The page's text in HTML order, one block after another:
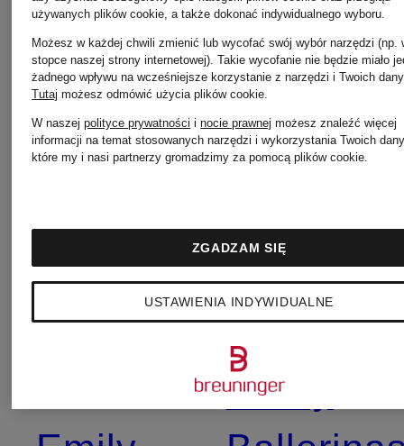
1901
COS
DEMELLIER
DOROTHEE
SCHUMACHER
Max
Mara
MRS &
HUGS
Pretty
używanych plików cookie, a także dokonać indywidualnego wyboru.
Możesz w każdej chwili zmienić lub wycofać swój wybór narzędzi (np.
stopce naszej strony internetowej). Takie wycofanie nie będzie miało
żadnego wpływu na wcześniejsze korzystanie z narzędzi i Twoich
Tutaj możesz odmówić użycia plików cookie.
W naszejpolityce prywatności inocie prawnej możesz znaleźć więcej
informacji na temat stosowanych narzędzi i wykorzystania Twoich
które my i nasi partnerzy gromadzimy za pomocą plików cookie.
USTAWIENIA INDYWIDUALNE
ZGADZAM SIĘ